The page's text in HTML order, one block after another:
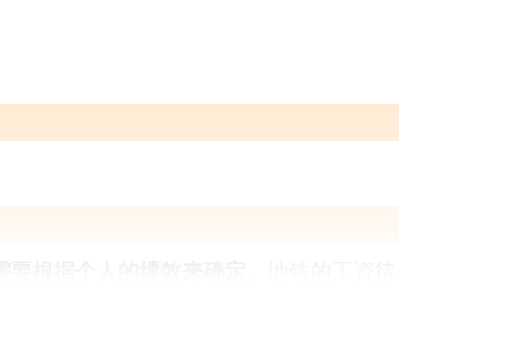
根据个人的绩效来确定。
子厂的普工工作时间较有保障。